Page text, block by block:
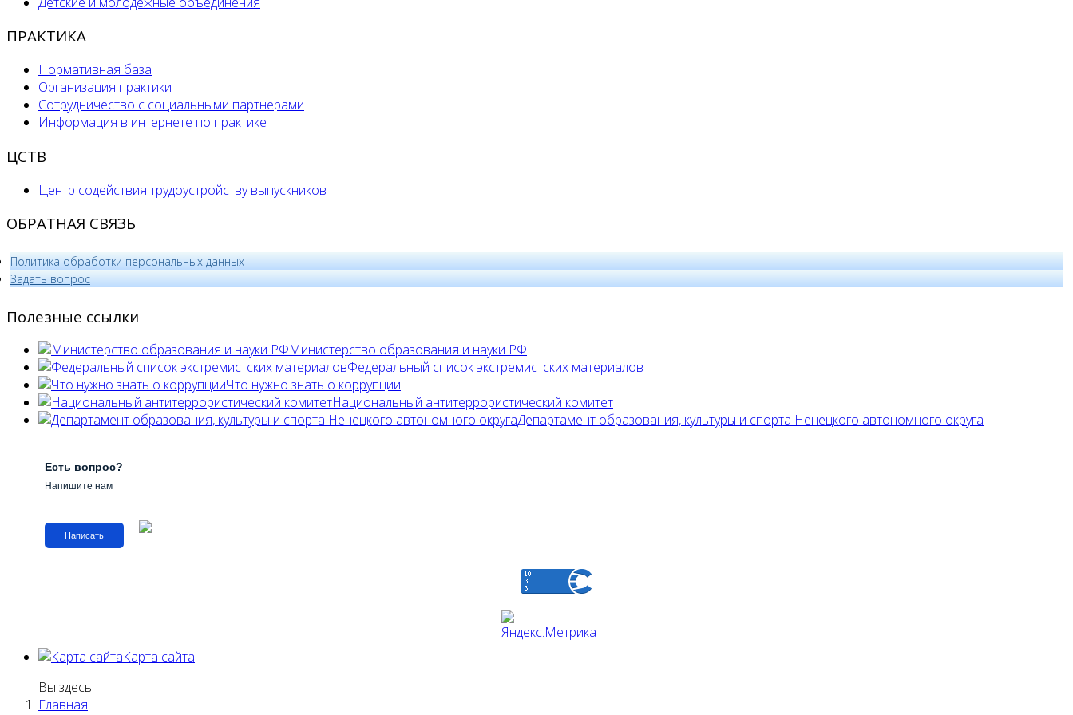
ПРАКТИКА
Нормативная база
Организация практики
Сотрудничество с социальными партнерами
Информация в интернете по практике
ЦСТВ
Центр содействия трудоустройству выпускников
ОБРАТНАЯ СВЯЗЬ
Политика обработки персональных данных
­Задать вопрос
Полезные ссылки
Министерство образования и науки РФ
Федеральный список экстремистских материалов
Что нужно знать о коррупции
Национальный антитеррористический комитет
Департамент образования, культуры и спорта Ненецкого автономного округа
Есть вопрос?
Напишите нам
Написать
Карта сайта
Вы здесь:
Главная